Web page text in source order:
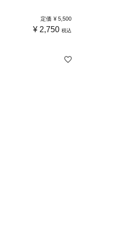
定価 ¥ 5,500
¥ 2,750 税込